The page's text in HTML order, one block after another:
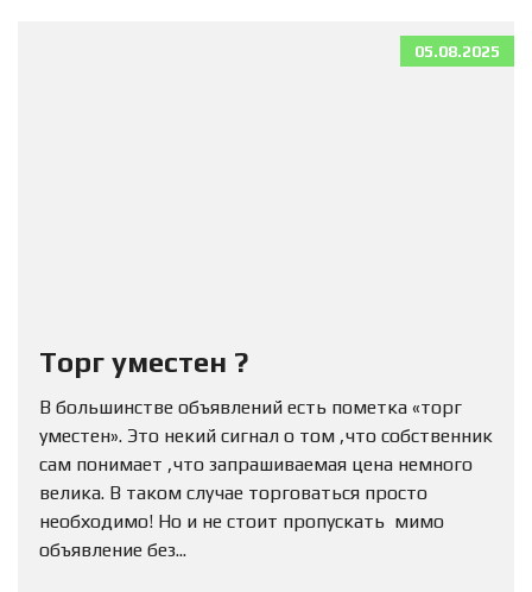
05.08.2025
Торг уместен ?
В большинстве объявлений есть пометка «торг
уместен». Это некий сигнал о том ,что собственник
сам понимает ,что запрашиваемая цена немного
велика. В таком случае торговаться просто
необходимо! Но и не стоит пропускать мимо
объявление без...